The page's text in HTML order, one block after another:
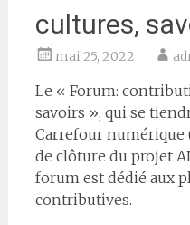
cultures,
mai 25, 2022
Le « Forum:
savoirs », qui se
Carrefour numérique
de clôture du projet
forum est dédié aux
contributives.